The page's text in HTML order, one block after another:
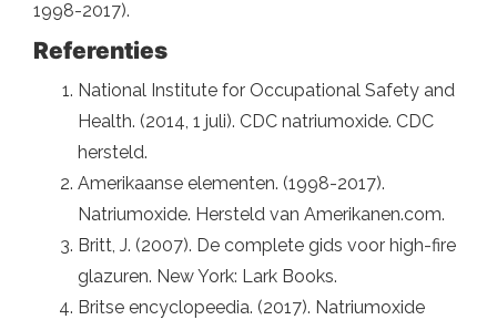
1998-2017).
Referenties
National Institute for Occupational Safety and
Health. (2014, 1 juli). CDC natriumoxide. CDC
hersteld.
Amerikaanse elementen. (1998-2017).
Natriumoxide. Hersteld van Amerikanen.com.
Britt, J. (2007). De complete gids voor high-fire
glazuren. New York: Lark Books.
Britse encyclopeedia. (2017). Natriumoxide